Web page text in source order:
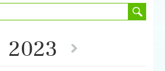
2023